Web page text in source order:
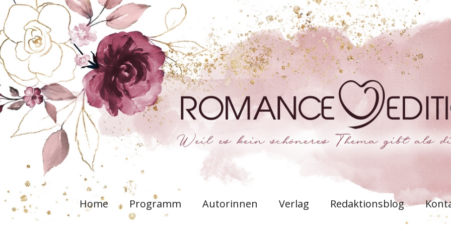
Home Programm Autorinnen Verlag Redaktionsblog